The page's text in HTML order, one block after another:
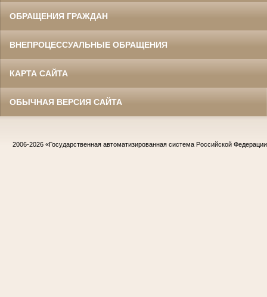
ОБРАЩЕНИЯ ГРАЖДАН
ВНЕПРОЦЕССУАЛЬНЫЕ ОБРАЩЕНИЯ
КАРТА САЙТА
ОБЫЧНАЯ ВЕРСИЯ САЙТА
2006-2026 «Государственная автоматизированная система Российской